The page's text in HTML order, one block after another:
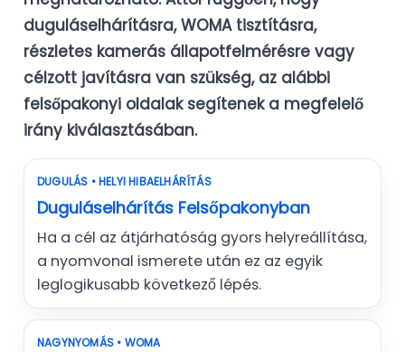
duguláselhárításra, WOMA tisztításra,
részletes kamerás állapotfelmérésre vagy
célzott javításra van szükség, az alábbi
felsőpakonyi oldalak segítenek a megfelelő
irány kiválasztásában.
DUGULÁS • HELYI HIBAELHÁRÍTÁS
Duguláselhárítás Felsőpakonyban
Ha a cél az átjárhatóság gyors helyreállítása,
a nyomvonal ismerete után ez az egyik
leglogikusabb következő lépés.
NAGYNYOMÁS • WOMA